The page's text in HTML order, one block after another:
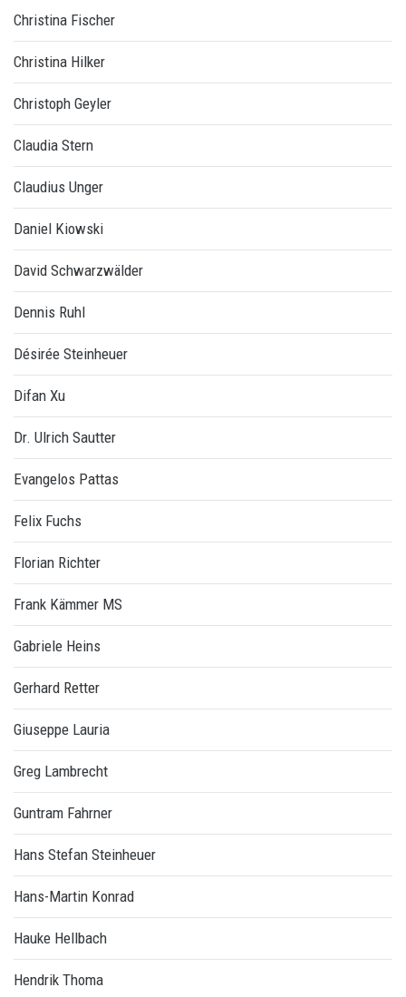
Christina Fischer
Christina Hilker
Christoph Geyler
Claudia Stern
Claudius Unger
Daniel Kiowski
David Schwarzwälder
Dennis Ruhl
Désirée Steinheuer
Difan Xu
Dr. Ulrich Sautter
Evangelos Pattas
Felix Fuchs
Florian Richter
Frank Kämmer MS
Gabriele Heins
Gerhard Retter
Giuseppe Lauria
Greg Lambrecht
Guntram Fahrner
Hans Stefan Steinheuer
Hans-Martin Konrad
Hauke Hellbach
Hendrik Thoma